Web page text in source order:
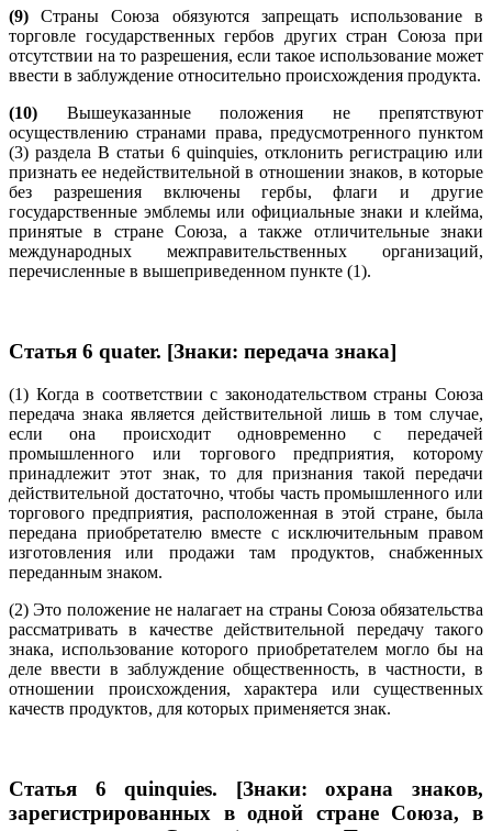
(9) Страны Союза обязуются запрещать использование в
торговле государственных гербов других стран Союза при
отсутствии на то разрешения, если такое использование может
ввести в заблуждение относительно происхождения продукта.
(10) Вышеуказанные положения не препятствуют
осуществлению странами права, предусмотренного пунктом
(3) раздела B статьи 6 quinquies, отклонить регистрацию или
признать ее недействительной в отношении знаков, в которые
без разрешения включены гербы, флаги и другие
государственные эмблемы или официальные знаки и клейма,
принятые в стране Союза, а также отличительные знаки
международных межправительственных организаций,
перечисленные в вышеприведенном пункте (1).
Статья 6 quater. [Знаки: передача знака]
(1) Когда в соответствии с законодательством страны Союза
передача знака является действительной лишь в том случае,
если она происходит одновременно с передачей
промышленного или торгового предприятия, которому
принадлежит этот знак, то для признания такой передачи
действительной достаточно, чтобы часть промышленного или
торгового предприятия, расположенная в этой стране, была
передана приобретателю вместе с исключительным правом
изготовления или продажи там продуктов, снабженных
переданным знаком.
(2) Это положение не налагает на страны Союза обязательства
рассматривать в качестве действительной передачу такого
знака, использование которого приобретателем могло бы на
деле ввести в заблуждение общественность, в частности, в
отношении происхождения, характера или существенных
качеств продуктов, для которых применяется знак.
Статья 6 quinquies. [Знаки: охрана знаков,
зарегистрированных в одной стране Союза, в